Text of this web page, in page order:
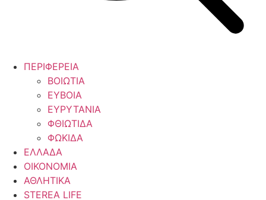
ΠΕΡΙΦΕΡΕΙΑ
ΒΟΙΩΤΙΑ
ΕΥΒΟΙΑ
ΕΥΡΥΤΑΝΙΑ
ΦΘΙΩΤΙΔΑ
ΦΩΚΙΔΑ
ΕΛΛΑΔΑ
ΟΙΚΟΝΟΜΙΑ
ΑΘΛΗΤΙΚΑ
STEREA LIFE